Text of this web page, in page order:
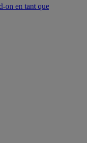
on en tant que